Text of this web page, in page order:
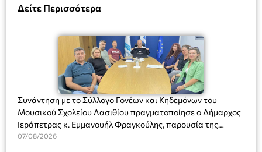
Δείτε Περισσότερα
Συνάντηση με το Σύλλογο Γονέων και Κηδεμόνων του
Μουσικού Σχολείου Λασιθίου πραγματοποίησε ο Δήμαρχος
Ιεράπετρας κ. Εμμανουήλ Φραγκούλης, παρουσία της
Διευθύντριας του σχολείου κας Μαριάννας Χαΐτα.
07/08/2026